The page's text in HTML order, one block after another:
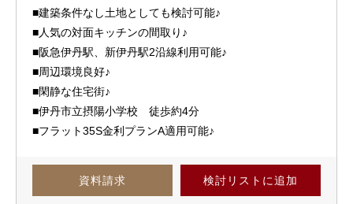
資料請求 検討リスト に追加
■建築条件なし土地としても検討可能♪
■人気の対面キッチンの間取り♪
■阪急伊丹駅、新伊丹駅2沿線利用可能♪
■周辺環境良好♪
■閑静な住宅街♪
■伊丹市立摂陽小学校 徒歩約4分
■フラット35S金利プランA適用可能♪